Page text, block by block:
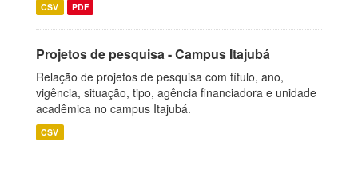
CSV PDF
Projetos de pesquisa - Campus Itajubá
Relação de projetos de pesquisa com título, ano,
vigência, situação, tipo, agência financiadora e unidade
acadêmica no campus Itajubá.
CSV